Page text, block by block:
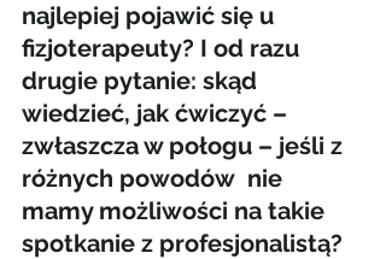
najlepiej pojawić się u
fizjoterapeuty? I od razu
drugie pytanie: skąd
wiedzieć, jak ćwiczyć –
zwłaszcza w połogu – jeśli z
różnych powodów  nie
mamy możliwości na takie
spotkanie z profesjonalistą?